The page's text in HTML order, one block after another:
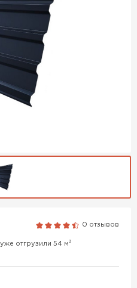
0 отзывов
отгрузили 54 м3